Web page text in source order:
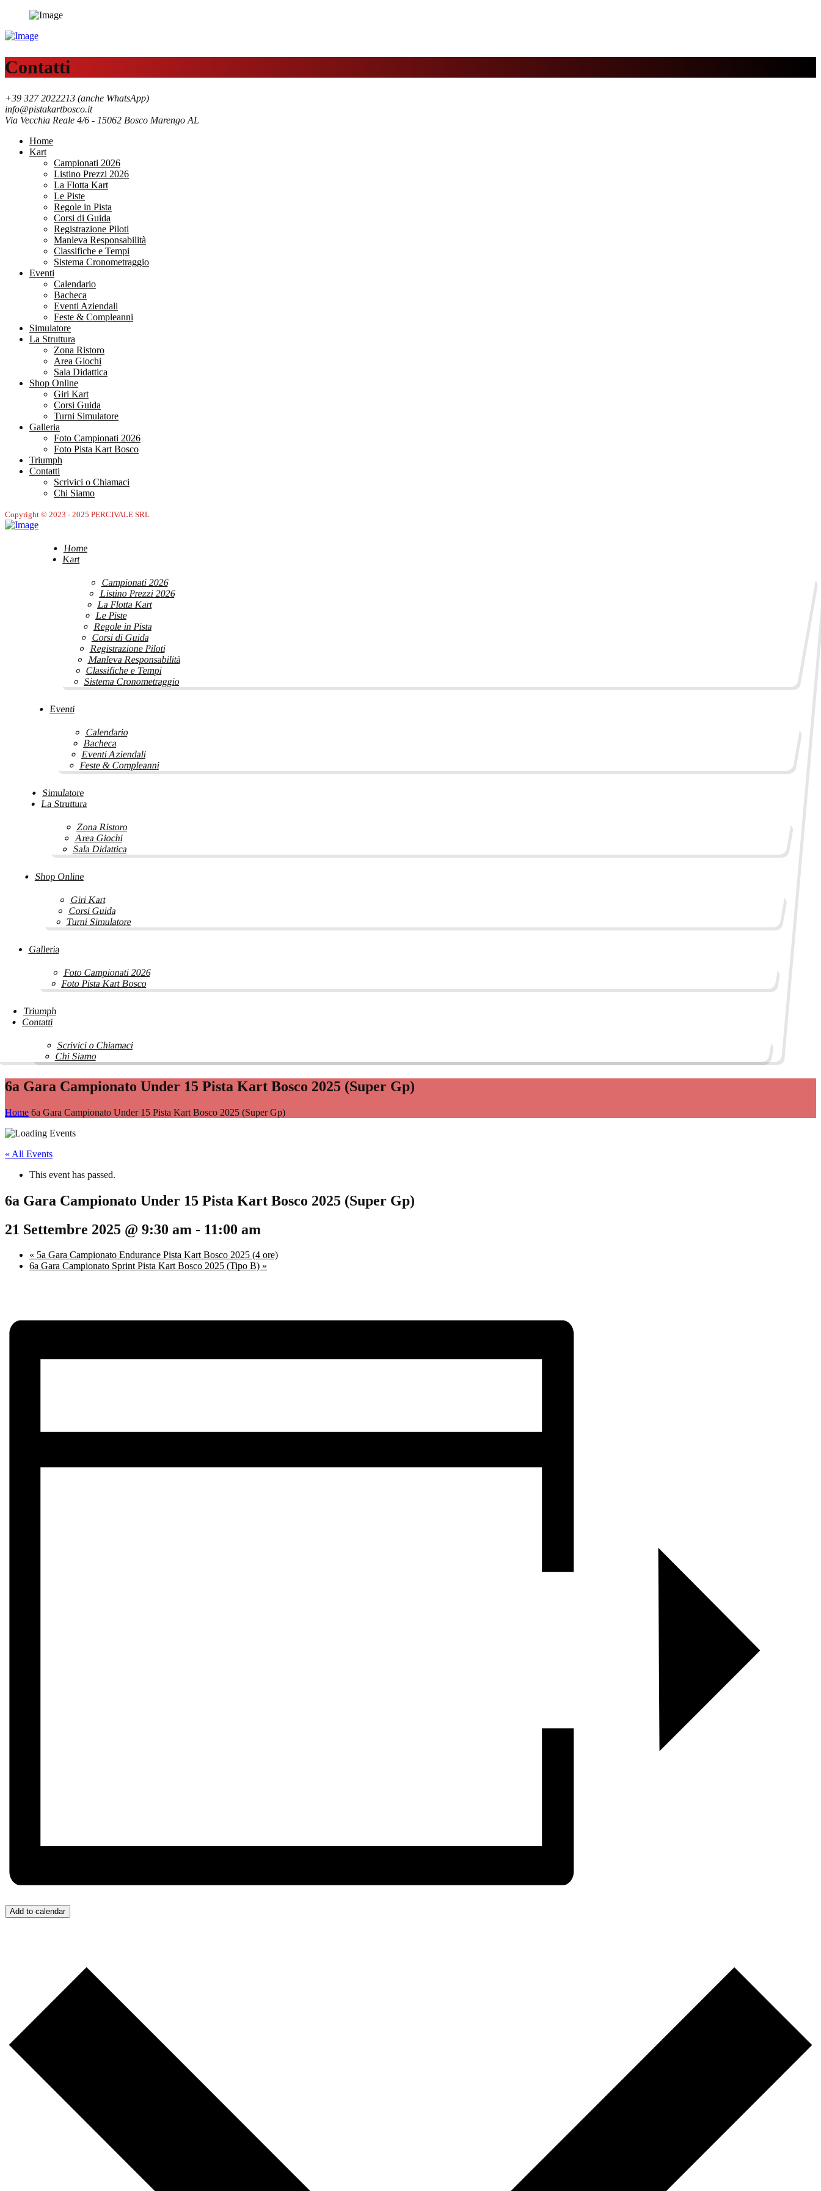
Contatti
+39 327 2022213 (anche WhatsApp)
info@pistakartbosco.it
Via Vecchia Reale 4/6 - 15062 Bosco Marengo AL
Home
Kart
Campionati 2026
Listino Prezzi 2026
La Flotta Kart
Le Piste
Regole in Pista
Corsi di Guida
Registrazione Piloti
Manleva Responsabilità
Classifiche e Tempi
Sistema Cronometraggio
Eventi
Calendario
Bacheca
Eventi Aziendali
Feste & Compleanni
Simulatore
La Struttura
Zona Ristoro
Area Giochi
Sala Didattica
Shop Online
Giri Kart
Corsi Guida
Turni Simulatore
Galleria
Foto Campionati 2026
Foto Pista Kart Bosco
Triumph
Contatti
Scrivici o Chiamaci
Chi Siamo
Copyright © 2023 - 2025 PERCIVALE SRL
Home
Kart
Campionati 2026
Listino Prezzi 2026
La Flotta Kart
Le Piste
Regole in Pista
Corsi di Guida
Registrazione Piloti
Manleva Responsabilità
Classifiche e Tempi
Sistema Cronometraggio
Eventi
Calendario
Bacheca
Eventi Aziendali
Feste & Compleanni
Simulatore
La Struttura
Zona Ristoro
Area Giochi
Sala Didattica
Shop Online
Giri Kart
Corsi Guida
Turni Simulatore
Galleria
Foto Campionati 2026
Foto Pista Kart Bosco
Triumph
Contatti
Scrivici o Chiamaci
Chi Siamo
6a Gara Campionato Under 15 Pista Kart Bosco 2025 (Super Gp)
Home 6a Gara Campionato Under 15 Pista Kart Bosco 2025 (Super Gp)
« All Events
This event has passed.
6a Gara Campionato Under 15 Pista Kart Bosco 2025 (Super Gp)
21 Settembre 2025 @ 9:30 am - 11:00 am
« 5a Gara Campionato Endurance Pista Kart Bosco 2025 (4 ore)
6a Gara Campionato Sprint Pista Kart Bosco 2025 (Tipo B) »
Add to calendar